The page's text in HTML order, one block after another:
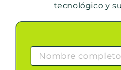
tecnológico y